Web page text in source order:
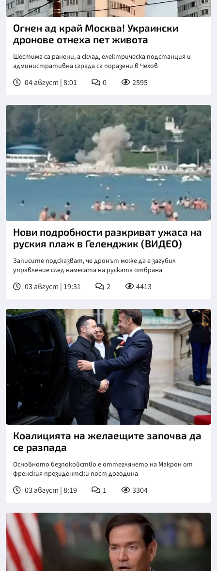
Огнен ад край Москва! Украински
дронове отнеха пет живота
Шестима са ранени, а склад, електрическа подстанция и
административна сграда са поразени в Чехов
04 август | 8:01 0 2595
Нови подробности разкриват ужаса на
руския плаж в Геленджик (ВИДЕО)
Записите подсказват, че дронът може да е загубил
управление след намесата на руската отбрана
03 август | 19:31 2 4413
Коалицията на желаещите започва да
се разпада
Основното безпокойство е оттеглянето на Макрон от
френския президентски пост догодина
03 август | 8:19 1 3304